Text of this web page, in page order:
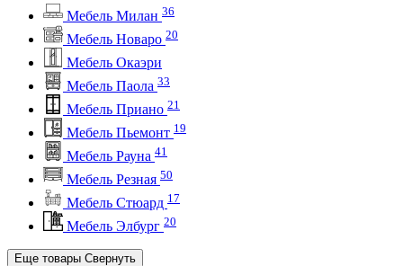
Мебель Милан 36
Мебель Новаро 20
Мебель Окаэри
Мебель Паола 33
Мебель Приано 21
Мебель Пьемонт 19
Мебель Рауна 41
Мебель Резная 50
Мебель Стюард 17
Мебель Элбург 20
Еще товары Свернуть